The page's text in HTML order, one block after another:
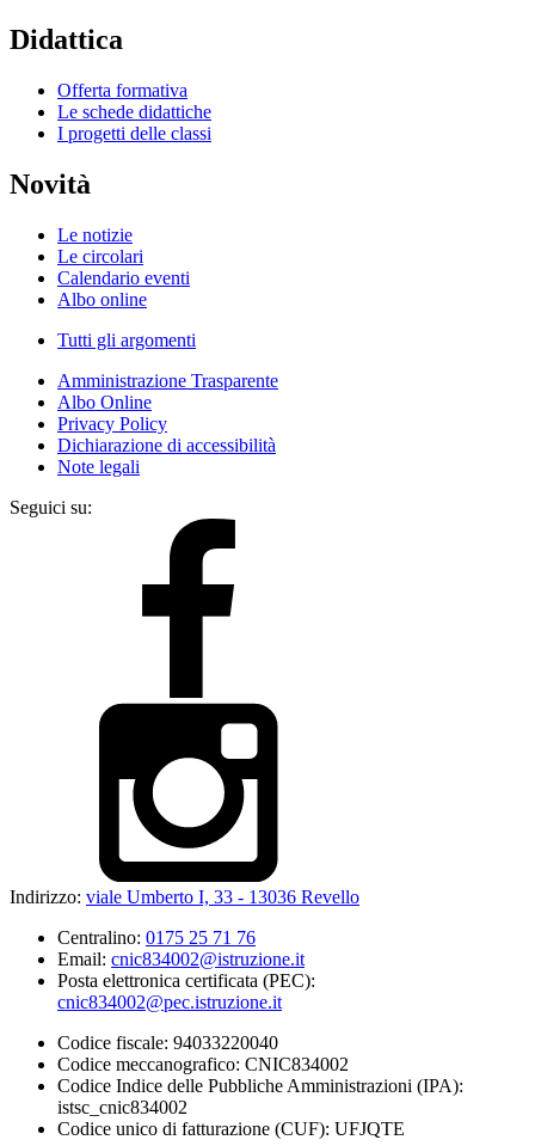
Didattica
Offerta formativa
Le schede didattiche
I progetti delle classi
Novità
Le notizie
Le circolari
Calendario eventi
Albo online
Tutti gli argomenti
Amministrazione Trasparente
Albo Online
Privacy Policy
Dichiarazione di accessibilità
Note legali
Seguici su:
Indirizzo: viale Umberto I, 33 - 13036 Revello
Centralino: 0175 25 71 76
Email: cnic834002@istruzione.it
Posta elettronica certificata (PEC):
cnic834002@pec.istruzione.it
Codice fiscale: 94033220040
Codice meccanografico: CNIC834002
Codice Indice delle Pubbliche Amministrazioni (IPA):
istsc_cnic834002
Codice unico di fatturazione (CUF): UFJQTE